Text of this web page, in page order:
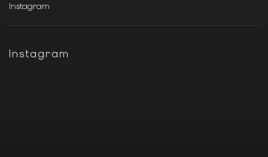
Instagram
Instagram